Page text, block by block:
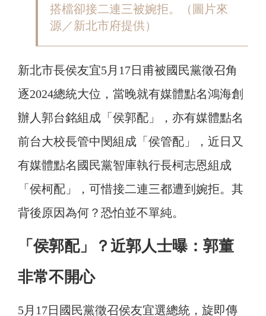
搭檔卻接二連三被婉拒。（圖片來
源／新北市府提供）
新北市長侯友宜5月17日甫被國民黨徵召角
逐2024總統大位，當晚就有媒體點名鴻海創
辦人郭台銘組成「侯郭配」，亦有媒體點名
前台大校長管中閔組成「侯管配」，近日又
有媒體點名國民黨智庫執行長柯志恩組成
「侯柯配」，可惜接二連三都遭到婉拒。其
背後原因為何？恐怕並不單純。
「侯郭配」？近郭人士曝：郭董
非常不開心
5月17日國民黨徵召侯友宜選總統，旋即傳